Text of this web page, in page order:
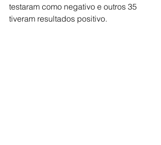
testaram como negativo e outros 35
tiveram resultados positivo.